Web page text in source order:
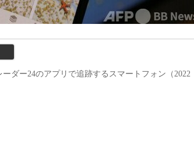
ダー24のアプリで追跡するスマートフォン（2022